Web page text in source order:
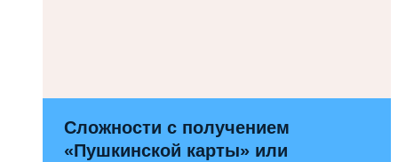
Сложности с получением
«Пушкинской карты» или